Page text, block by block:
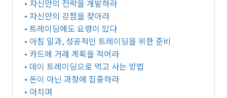
• 자신만의 전략을 개발하라
• 자신만의 강점을 찾아라
• 트레이딩에도 요령이 있다
• 아침 일과, 성공적인 트레이딩을 위한 준비
• 카드에 거래 계획을 적어라
• 데이 트레이딩으로 먹고 사는 방법
• 돈이 아닌 과정에 집중하라
• 마치며